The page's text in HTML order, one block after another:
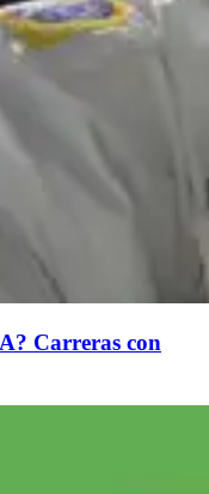
Carreras con